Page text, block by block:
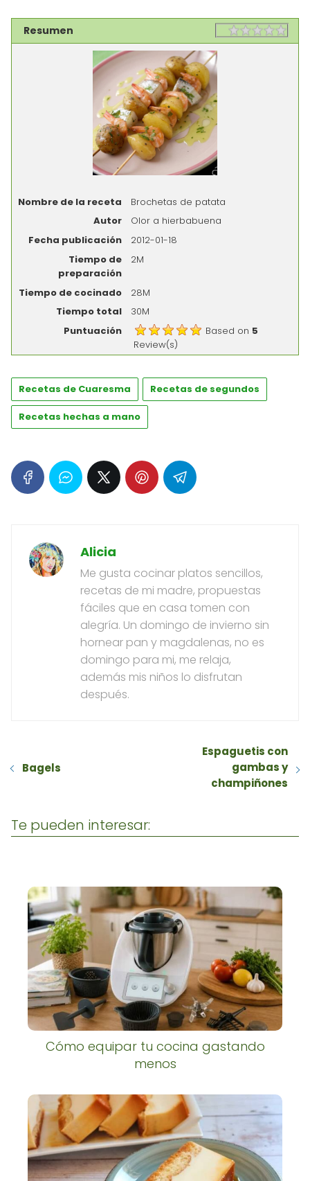
Resumen Rating
Nombre de la receta
Brochetas de patata
Autor
Olor a hierbabuena
Fecha publicación
2012-01-18
Tiempo de
preparación
2M
Tiempo de cocinado
28M
Tiempo total
30M
Puntuación
Based on 5
Review(s)
Recetas de Cuaresma Recetas de segundos
Recetas hechas a mano
Alicia
Me gusta cocinar platos sencillos,
recetas de mi madre, propuestas
fáciles que en casa tomen con
alegría. Un domingo de invierno sin
hornear pan y magdalenas, no es
domingo para mi, me relaja,
además mis niños lo disfrutan
después.
Bagels
Espaguetis con
gambas y
champiñones
Te pueden interesar:
Cómo equipar tu cocina gastando
menos